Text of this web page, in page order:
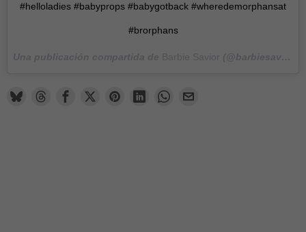
#helloladies #babyprops #babygotback #wheredemorphansat
#brorphans